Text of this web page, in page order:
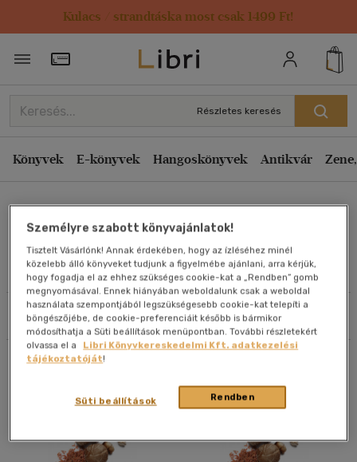
Kulacs / strandtáska most csak 1499 Ft!
Törzsvásárlói Kártya adatai
Részletes keresés
Könyvek E-könyvek Hangoskönyvek Antikvár
Jane McLelland
Művei
Szűrés Rendezés
Rendezés
Kiadás éve szerint csökkenő
Ár szerint csökkenő
Eladott darabszám szerint csökkenő
Eladott darabszám szerint növekvő
Cím szerint A-Z
Szerző szerint A-Z
Megjelenítés
20 db / oldal
Alkalmaz
Személyre szabott könyvajánlatok!
Tisztelt Vásárlónk! Annak érdekében, hogy az ízléséhez minél
közelebb álló könyveket tudjunk a figyelmébe ajánlani, arra kérjük,
hogy fogadja el az ehhez szükséges cookie-kat a „Rendben” gomb
megnyomásával. Ennek hiányában weboldalunk csak a weboldal
használata szempontjából legszükségesebb cookie-kat telepíti a
böngészőjébe, de cookie-preferenciáit később is bármikor
módosíthatja a Süti beállítások menüpontban. További részletekért
olvassa el a
Libri Könyvkereskedelmi Kft. adatkezelési
tájékoztatóját!
Rendben
Süti beállítások